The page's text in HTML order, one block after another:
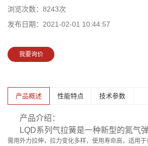
浏览次数： 8243次
发布日期： 2021-02-01 10:44:57
我要询价
产品概述 性能特点 技术参数
产品介绍：
LQD系列气拉簧是一种新型的氮气
需用外力拉伸，拉力变化多样， 使用寿命高，适用